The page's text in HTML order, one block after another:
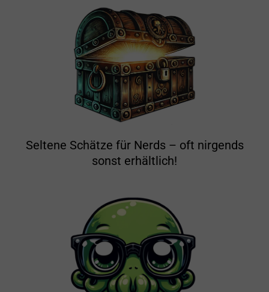
Seltene Schätze für Nerds – oft nirgends
sonst erhältlich!